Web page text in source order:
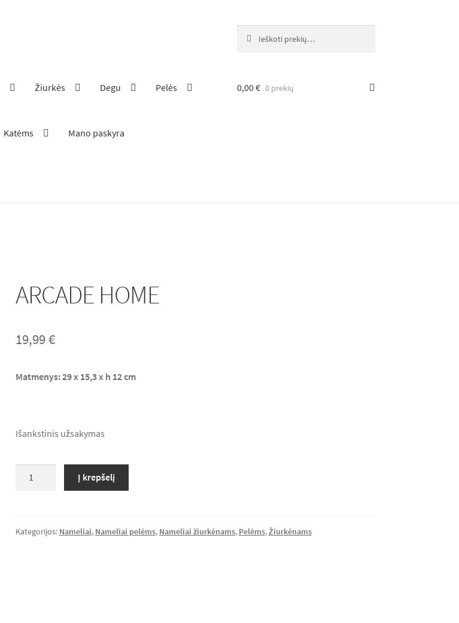
Žiurkės Degu Pelės
Katėms Mano paskyra
0,00€ 0 prekių
ARCADE HOME
19,99€
Matmenys: 29 x 15,3 x h 12 cm
Išankstinis užsakymas
Į krepšelį
Kategorijos: Nameliai, Nameliai pelėms, Nameliai žiurkėnams, Pelėms,Žiurkėnams